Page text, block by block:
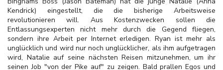
Kendrick) eingestellt, die die bisherige Arbeitsweise
revolutionieren will. Aus Kostenzwecken sollen die
Entlassungsexperten nicht mehr durch die Gegend fliegen,
sondern ihre Arbeit per Internet erledigen. Ryan ist mehr als
unglücklich und wird nur noch unglücklicher, als ihm aufgetragen
wird, Natalie auf seine nächsten Reisen mitzunehmen, um ihr
seinen Job "von der Pike auf" zu zeigen. Bald prallen Egos und